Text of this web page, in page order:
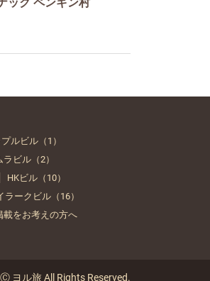
ルビル（1）
ラビル（2）
HKビル（10）
ラークビル（16）
載をお考えの方へ
ヨル旅 All Rights Reserved.